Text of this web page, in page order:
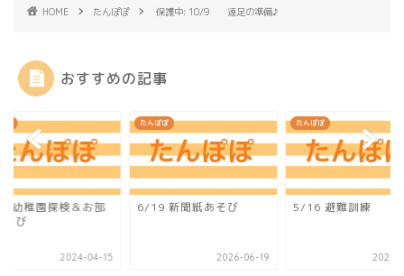
HOME たんぽぽ 保護中: 10/9 遠足の準備♪
おすすめの記事
幼稚園探検＆お部
そび
2024-04-15
たんぽぽ
6/19 新聞紙あそび
2026-06-19
たんぽぽ
5/16 避難訓練
2024-